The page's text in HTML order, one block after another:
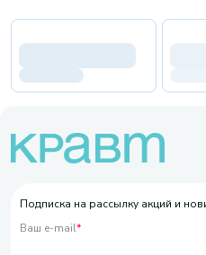
Подписка на рассылку акций и
Ваш e-mail*